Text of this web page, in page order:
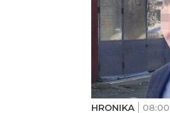
HRONIKA 08:00